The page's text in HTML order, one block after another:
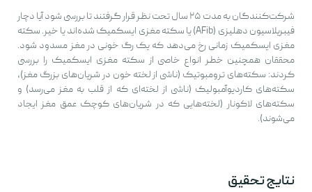
شرکت‌کنندگان به مدت ۲۵ سال تحت نظر قرار گرفتند تا بررسی شود آیا دچار
فیبریلاسیون دهلیزی (AFib) یا سکته مغزی ایسکمیک شده‌اند یا خیر. سکته
مغزی ایسکمیک زمانی رخ می‌دهد که یک رگ خونی در مغز مسدود شود.
محققان همچنین خطر انواع خاصی از سکته مغزی ایسکمیک را بررسی
کردند: سکته‌های ترومبوتیک (ناشی از لخته خون در شریان‌های بزرگ مغز)،
سکته‌های کاردیوآمبولیک (ناشی از لخته‌ای که از قلب به مغز می‌رسد) و
سکته‌های لاکونار (لخته‌هایی که در شریان‌های کوچک عمق مغز ایجاد
می‌شوند).
نتایج تحقیق